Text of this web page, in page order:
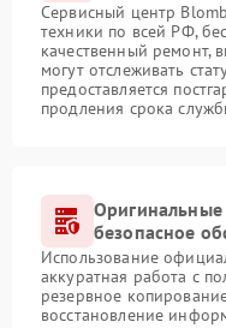
Сервисный центр
техники по всей РФ,
качественный ремонт,
могут отслеживать
предоставляется
продления срока
безопасное
Использование
аккуратная работа с
резервное
восстановление